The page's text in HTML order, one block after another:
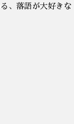
、落語が大好きな